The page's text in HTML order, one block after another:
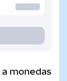
monedas